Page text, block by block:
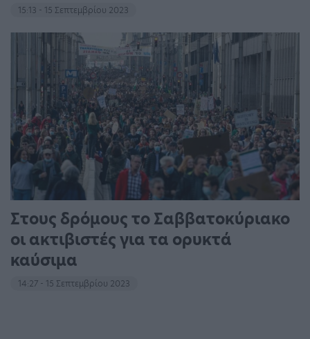
15:13 - 15 Σεπτεμβρίου 2023
Στους δρόμους το Σαββατοκύριακο
οι ακτιβιστές για τα ορυκτά
καύσιμα
14:27 - 15 Σεπτεμβρίου 2023